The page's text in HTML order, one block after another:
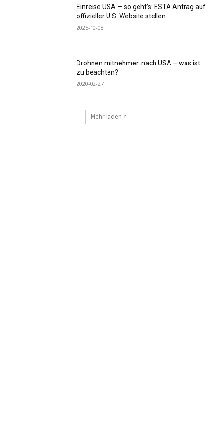
Einreise USA — so geht’s: ESTA Antrag auf
offizieller U.S. Website stellen
2025-10-08
Drohnen mitnehmen nach USA – was ist
zu beachten?
2020-02-27
Mehr laden